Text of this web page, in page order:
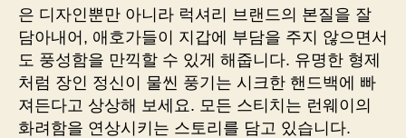
은 디자인뿐만 아니라 럭셔리 브랜드의 본질을 잘
담아내어, 애호가들이 지갑에 부담을 주지 않으면서
도 풍성함을 만끽할 수 있게 해줍니다. 유명한 형제
처럼 장인 정신이 물씬 풍기는 시크한 핸드백에 빠
져든다고 상상해 보세요. 모든 스티치는 런웨이의
화려함을 연상시키는 스토리를 담고 있습니다.